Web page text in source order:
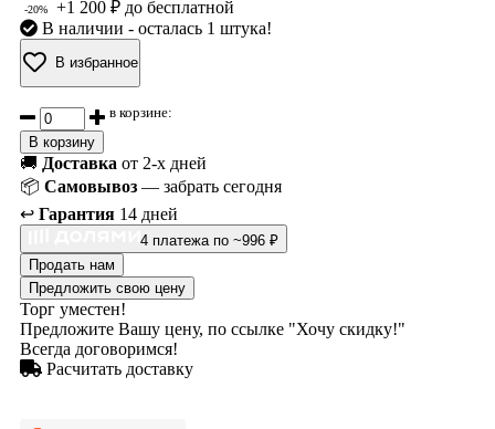
-20%
+1 200 ₽ до бесплатной
В наличии - осталась 1 штука!
В избранное
в корзине:
В корзину
🚚 Доставка от 2-х дней
📦 Самовывоз — забрать сегодня
↩️ Гарантия 14 дней
4 платежа по ~996 ₽
Продать нам
Предложить свою цену
Торг уместен!
Предложите Вашу цену, по ссылке "Хочу скидку!"
Всегда договоримся!
Расчитать доставку